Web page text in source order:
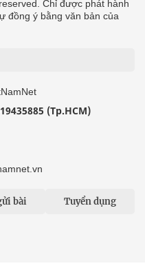
Chỉ được phát hành
đồng ý bằng văn bản của
(Tp.HCM)
bài Tuyển dụng